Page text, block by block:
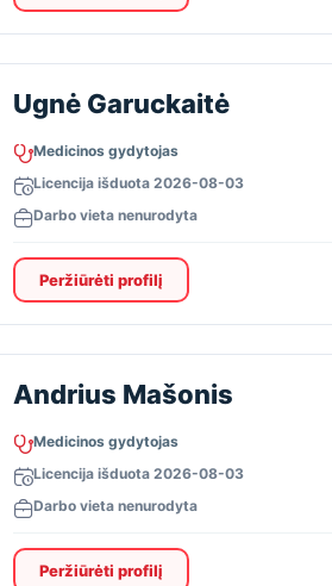
Ugnė Garuckaitė
Medicinos gydytojas
Licencija išduota 2026-08-03
Darbo vieta nenurodyta
Peržiūrėti profilį
Andrius Mašonis
Medicinos gydytojas
Licencija išduota 2026-08-03
Darbo vieta nenurodyta
Peržiūrėti profilį